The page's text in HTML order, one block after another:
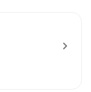
chevron_right